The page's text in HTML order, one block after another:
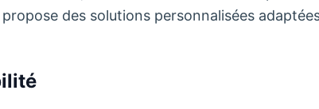
des solutions personnalisées